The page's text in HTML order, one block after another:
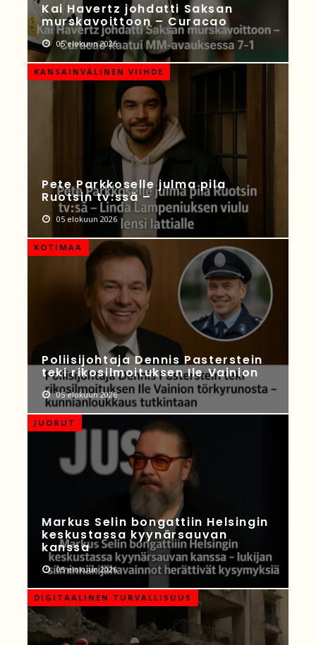
Kai Havertz johdatti Saksan
murskavoittoon – Curacao
05 elokuun 2026
KANSAINVÄLINEN VIIHDE
Pete Parkkoselle julma pila
Ruotsin tv:ssä –
05 elokuun 2026
KOTIMAA
Poliisijohtaja Dennis Pasterstein
teki rikosilmoituksen Ile Vainion
05 elokuun 2026
JUORUT
Markus Selin bongattiin Helsingin
keskustassa kyynärsauvan
kanssa
05 elokuun 2026
DIGITAALINEN TURVALLISUUS